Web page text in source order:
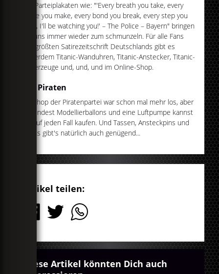
Mit Parteiplakaten wie: "'Every breath you take, every
move you make, every bond you break, every step you
take, I'll be watching you!' – The Police – Bayern" bringen
sie uns immer wieder zum schmunzeln. Für alle Fans
der größten Satirezeitschrift Deutschlands gibt es
außerdem Titanic-Wanduhren, Titanic-Anstecker, Titanic-
Feuerzeuge und, und, und im Online-Shop.
Die Piraten
Im Shop der Piratenpartei war schon mal mehr los, aber
zumindest Modellierballons und eine Luftpumpe kannst
du auf jeden Fall kaufen. Und Tassen, Ansteckpins und
Shirts gibt's natürlich auch genügend...
Artikel teilen:
Diese Artikel könnten Dich auch